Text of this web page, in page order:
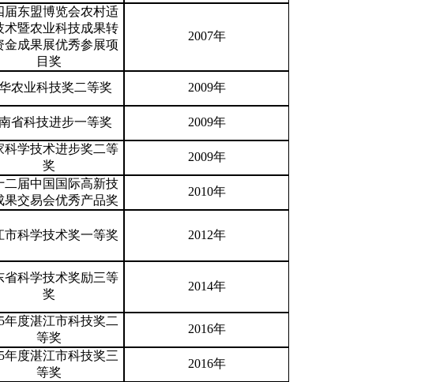
届东盟博览会农村适
术暨农业科技成果转
金成果展优秀参展项
目奖
2007年
农业科技奖二等奖 2009年
省科技进步一等奖 2009年
科学技术进步奖二等
奖
2009年
二届中国国际高新技
果交易会优秀产品奖
2010年
市科学技术奖一等奖 2012年
省科学技术奖励三等
奖
2014年
年度湛江市科技奖二
等奖
2016年
年度湛江市科技奖三
等奖
2016年